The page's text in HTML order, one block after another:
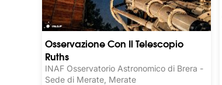
Osservazione Con Il Telescopio
Ruths
INAF Osservatorio Astronomico di Brera -
Sede di Merate, Merate